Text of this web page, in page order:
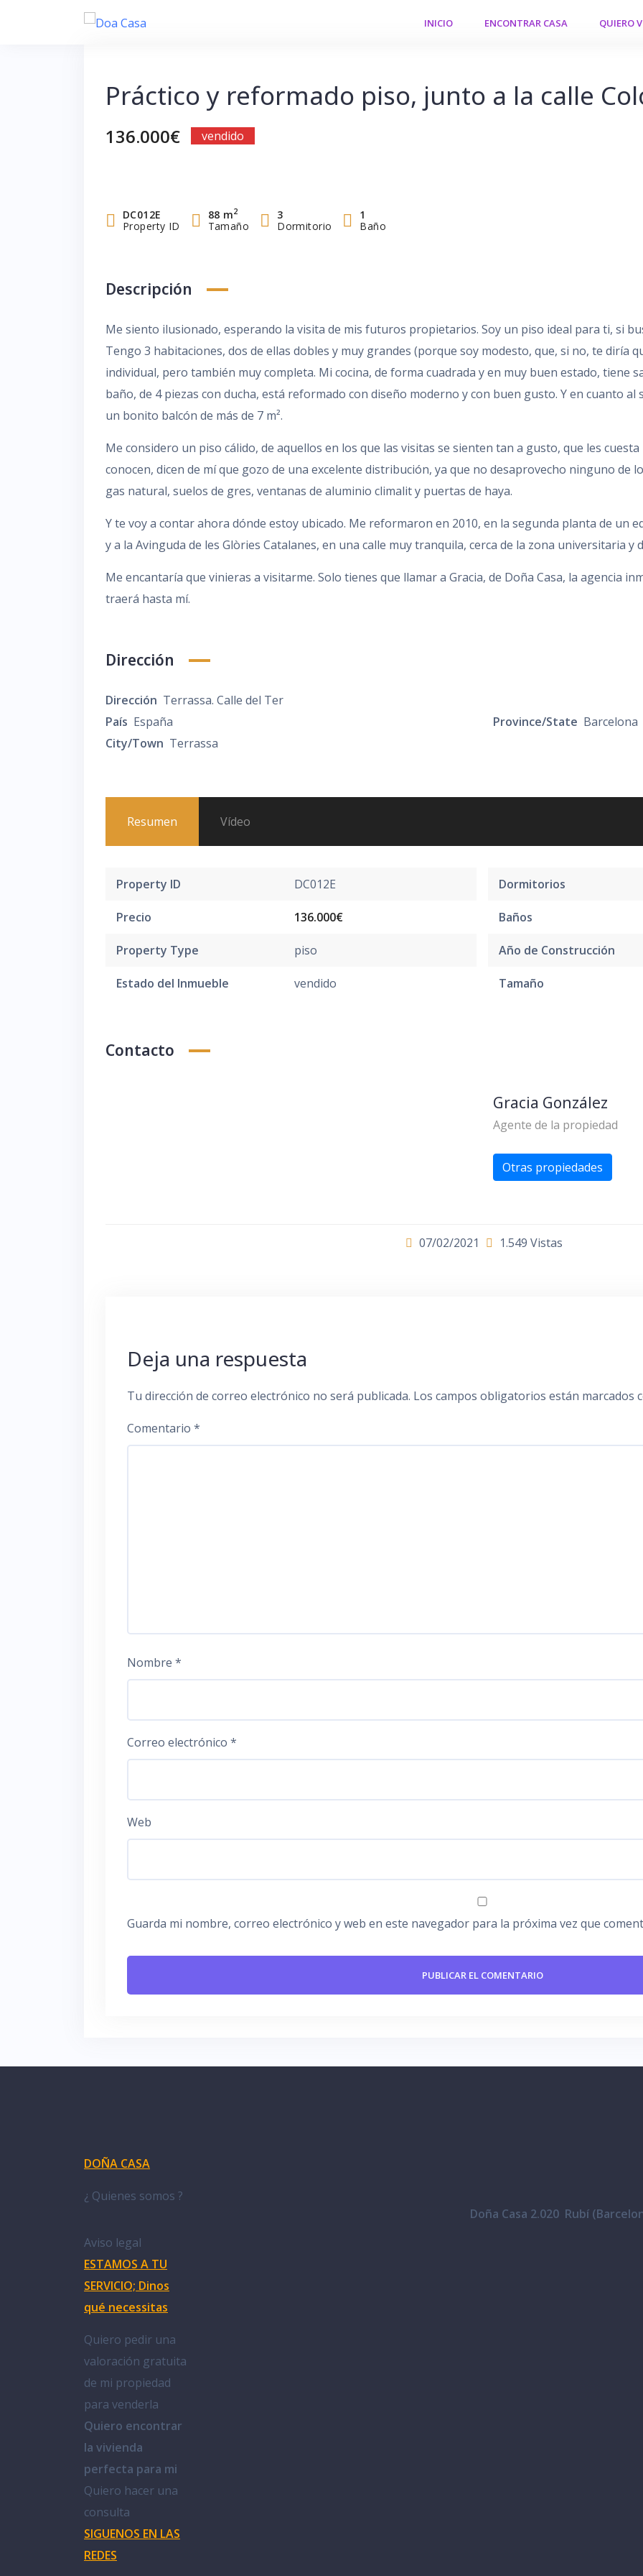
INICIO ENCONTRAR CASA QUIERO
Práctico y reformado piso, junto a la calle
136.000€ vendido
DC012E
Property ID
88 m2
Tamaño
3
Dormitorio
1
Baño
Descripción
Me siento ilusionado, esperando la visita de mis futuros propietarios. Soy un piso ideal para ti, si
Tengo 3 habitaciones, dos de ellas dobles y muy grandes (porque soy modesto, que, si no, te diría
individual, pero también muy completa. Mi cocina, de forma cuadrada y en muy buen estado, tiene
baño, de 4 piezas con ducha, está reformado con diseño moderno y con buen gusto. Y en cuanto
un bonito balcón de más de 7 m².
Me considero un piso cálido, de aquellos en los que las visitas se sienten tan a gusto, que les
conocen, dicen de mí que gozo de una excelente distribución, ya que no desaprovecho ninguno de
gas natural, suelos de gres, ventanas de aluminio climalit y puertas de haya.
Y te voy a contar ahora dónde estoy ubicado. Me reformaron en 2010, en la segunda planta de un
y a la Avinguda de les Glòries Catalanes, en una calle muy tranquila, cerca de la zona universitaria y
Me encantaría que vinieras a visitarme. Solo tienes que llamar a Gracia, de Doña Casa, la agencia
traerá hasta mí.
Dirección
Dirección Terrassa. Calle del Ter
País España Province/State Barcelona
City/Town Terrassa
Resumen Vídeo
Property ID DC012E
Precio 136.000€
Property Type piso
Estado del Inmueble vendido
Dormitorios
Baños
Año de Construcción
Tamaño
Contacto
Gracia González
Agente de la propiedad
Otras propiedades
07/02/2021 1.549 Vistas
Deja una respuesta
Tu dirección de correo electrónico no será publicada. Los campos obligatorios están marcados
Comentario *
Nombre *
Correo electrónico *
Web
Guarda mi nombre, correo electrónico y web en este navegador para la próxima vez que
DOÑA CASA
¿ Quienes somos ?
Aviso legal
ESTAMOS A TU
SERVICIO; Dinos
qué necessitas
Quiero pedir una
valoración gratuita
de mi propiedad
para venderla
Quiero encontrar
la vivienda
perfecta para mi
Quiero hacer una
consulta
SIGUENOS EN LAS
REDES